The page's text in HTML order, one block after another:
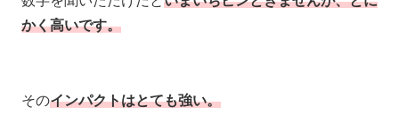
かく高いです。
そのインパクトはとても強い。